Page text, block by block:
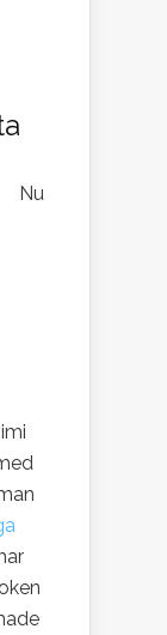
Nu